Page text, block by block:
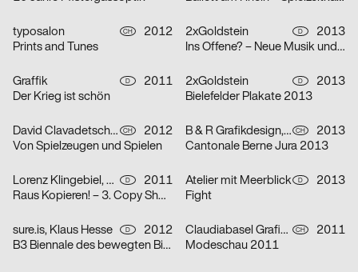
typosalon CH
2012
Prints and Tunes
2xGoldstein D
2013
Ins Offene? – Neue Musik und Natur
Graffik D
2011
Der Krieg ist schön
2xGoldstein D
2013
Bielefelder Plakate 2013
David Clavadetscher CH
2012
Von Spielzeugen und Spielen
B & R Grafikdesign, Grotesk.cc CH
2013
Cantonale Berne Jura 2013
Lorenz Klingebiel, Nicolas Kremershof D
2011
Raus Kopieren! – 3. Copy Shop im Klingspor Museum
Atelier mit Meerblick D
2013
Fight
sure.is, Klaus Hesse D
2012
B3 Biennale des bewegten Bildes 2013
Claudiabasel Grafik & Interaktion CH
2011
Modeschau 2011